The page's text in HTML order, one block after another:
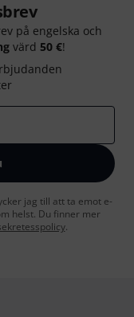
på engelska och
värd 50 €!
jag till att ta emot e-
helst. Du finner mer
.